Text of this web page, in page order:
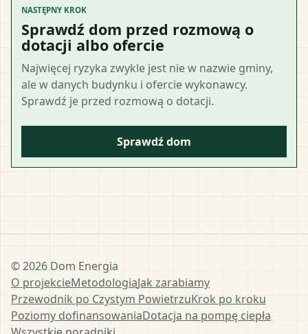
NASTĘPNY KROK
Sprawdź dom przed rozmową o
dotacji albo ofercie
Najwięcej ryzyka zwykle jest nie w nazwie gminy,
ale w danych budynku i ofercie wykonawcy.
Sprawdź je przed rozmową o dotacji.
Sprawdź dom
©2026 Dom Energia
O projekcieMetodologiaJak zarabiamy
Przewodnik po Czystym PowietrzuKrok po kroku
Poziomy dofinansowaniaDotacja na pompę ciepła